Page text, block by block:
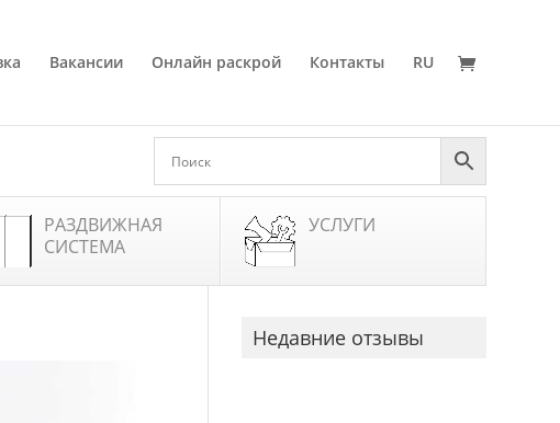
Вакансии Онлайн раскрой Контакты RU
РАЗДВИЖНАЯ
СИСТЕМА
УСЛУГИ
Недавние отзывы